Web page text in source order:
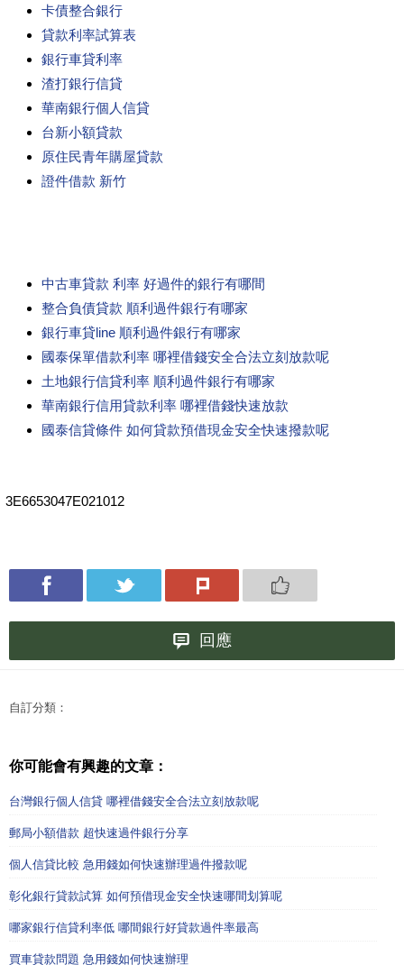
卡債整合銀行
貸款利率試算表
銀行車貸利率
渣打銀行信貸
華南銀行個人信貸
台新小額貸款
原住民青年購屋貸款
證件借款 新竹
中古車貸款 利率 好過件的銀行有哪間
整合負債貸款 順利過件銀行有哪家
銀行車貸line 順利過件銀行有哪家
國泰保單借款利率 哪裡借錢安全合法立刻放款呢
土地銀行信貸利率 順利過件銀行有哪家
華南銀行信用貸款利率 哪裡借錢快速放款
國泰信貸條件 如何貸款預借現金安全快速撥款呢
3E6653047E021012
回應
自訂分類：
你可能會有興趣的文章：
台灣銀行個人信貸 哪裡借錢安全合法立刻放款呢
郵局小額借款 超快速過件銀行分享
個人信貸比較 急用錢如何快速辦理過件撥款呢
彰化銀行貸款試算 如何預借現金安全快速哪間划算呢
哪家銀行信貸利率低 哪間銀行好貸款過件率最高
買車貸款問題 急用錢如何快速辦理